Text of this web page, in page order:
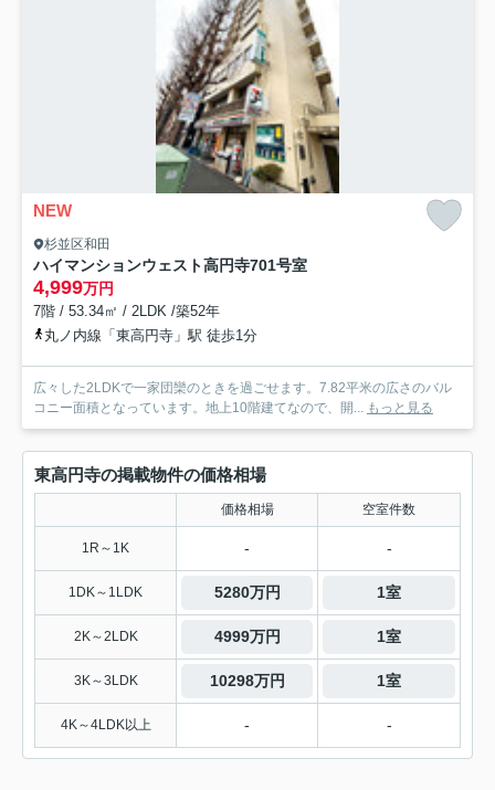
NEW
杉並区和田
ハイマンションウェスト高円寺701号室
4,999万円
7階 / 53.34㎡ / 2LDK /築52年
丸ノ内線「東高円寺」駅 徒歩1分
広々した2LDKで一家団欒のときを過ごせます。7.82平米の広さのバル
コニー面積となっています。地上10階建てなので、開... もっと見る
東高円寺の掲載物件の価格相場
価格相場 空室件数
1R～1K - -
1DK～1LDK 5280万円 1室
2K～2LDK 4999万円 1室
3K～3LDK 10298万円 1室
4K～4LDK以上 - -